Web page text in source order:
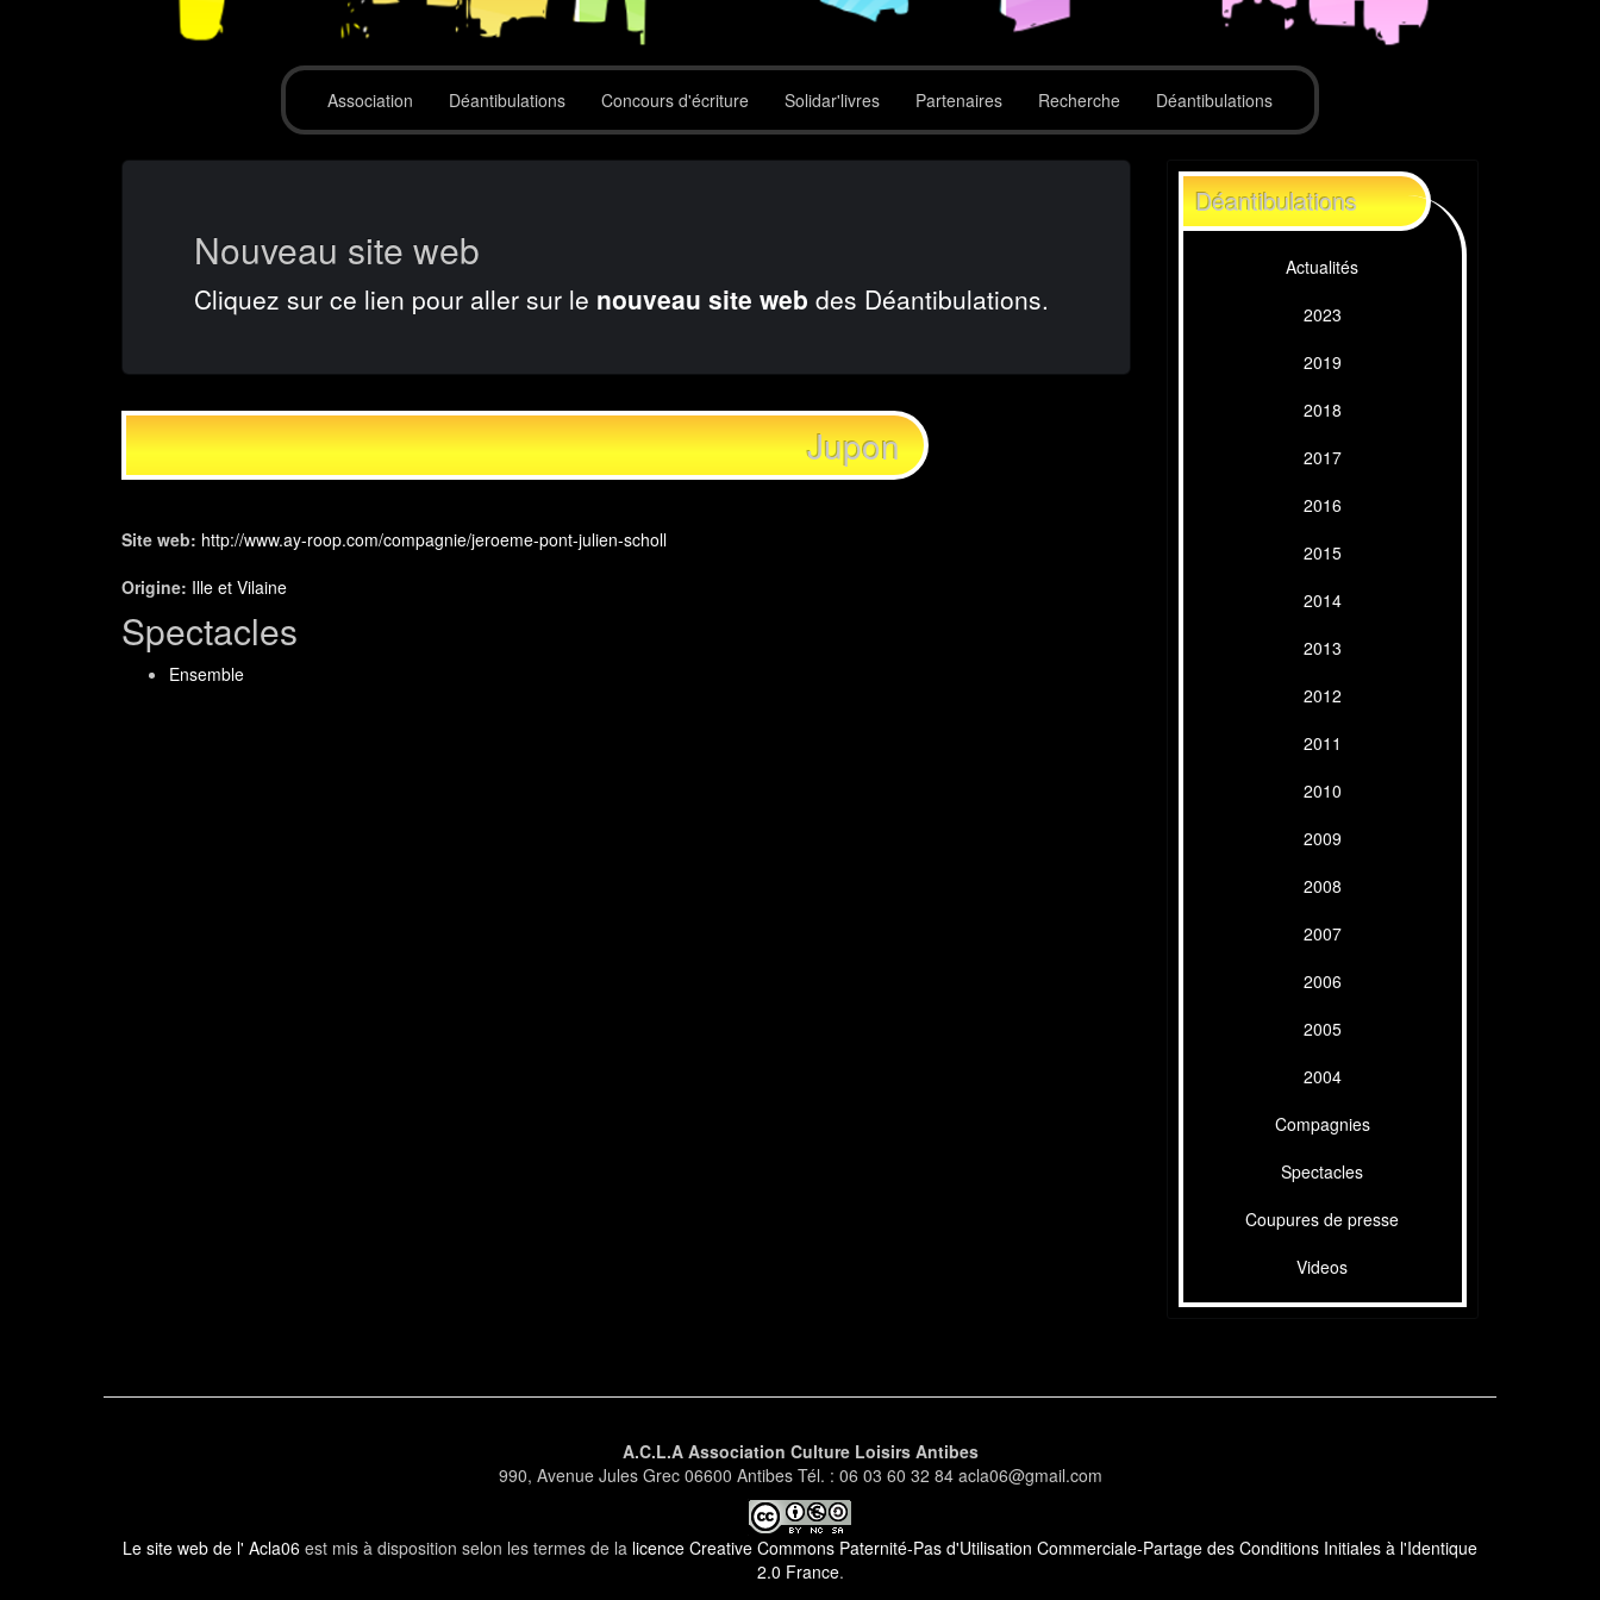
Association Déantibulations Concours d'écriture Solidar'livres Partenaires Recherche Déantibulations
Nouveau site web
Cliquez sur ce lien pour aller sur le nouveau site web des Déantibulations.
Jupon
Site web: http://www.ay-roop.com/compagnie/jeroeme-pont-julien-scholl
Origine: Ille et Vilaine
Spectacles
Ensemble
Déantibulations
Actualités
2023
2019
2018
2017
2016
2015
2014
2013
2012
2011
2010
2009
2008
2007
2006
2005
2004
Compagnies
Spectacles
Coupures de presse
Videos
A.C.L.A Association Culture Loisirs Antibes
990, Avenue Jules Grec 06600 Antibes Tél. : 06 03 60 32 84 acla06@gmail.com
Le site web de l' Acla06 est mis à disposition selon les termes de la licence Creative Commons Paternité-Pas d'Utilisation Commerciale-Partage des Conditions Initiales à l'Identique
2.0 France.